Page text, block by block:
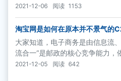
店、希尔顿酒店、迪斯尼乐园、
育等全世界各行各业的品牌巨人
成长和个人创业提供了捷径。
2021-12-06 阅读 1153
淘宝网是如何在原本并不景气的
呢？
大家知道，电子商务是由信息流
流合一”是邮政的核心竞争能力，
是核心业务，包括函件业务、包
2021-12-05 阅读 642